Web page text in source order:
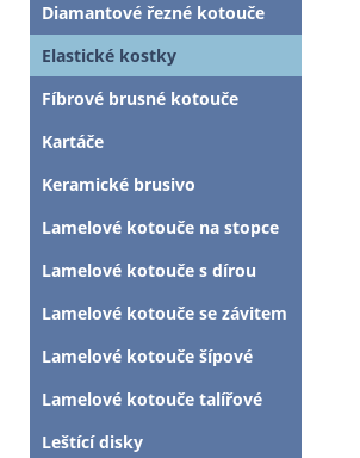
Diamantové řezné kotouče
Elastické kostky
Fíbrové brusné kotouče
Kartáče
Keramické brusivo
Lamelové kotouče na stopce
Lamelové kotouče s dírou
Lamelové kotouče se závitem
Lamelové kotouče šípové
Lamelové kotouče talířové
Leštící disky